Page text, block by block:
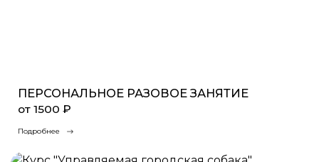
ПЕРСОНАЛЬНОЕ РАЗОВОЕ ЗАНЯТИЕ
от 1500 ₽
Подробнее